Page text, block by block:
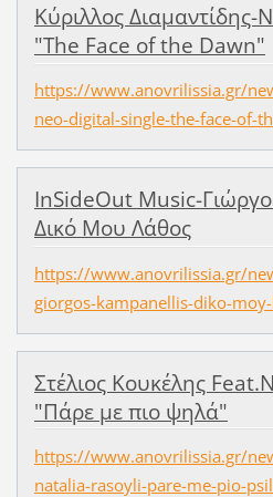
Κύριλλος
"The Face of the Dawn"
https://www.anovrilissia.gr/
neo-digital-single-the-face-of-
InSideOut Music-
Δικό Μου Λάθος
https://www.anovrilissia.gr/
giorgos-kampanellis-diko-
Στέλιος Κουκέλης
"Πάρε με πιο ψηλά"
https://www.anovrilissia.gr/
natalia-rasoyli-pare-me-pio-